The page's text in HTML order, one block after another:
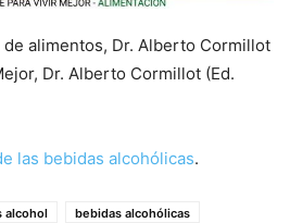
de alimentos, Dr. Alberto Cormillot
Dr. Alberto Cormillot (Ed.
las bebidas alcohólicas.
alcohol
bebidas alcohólicas